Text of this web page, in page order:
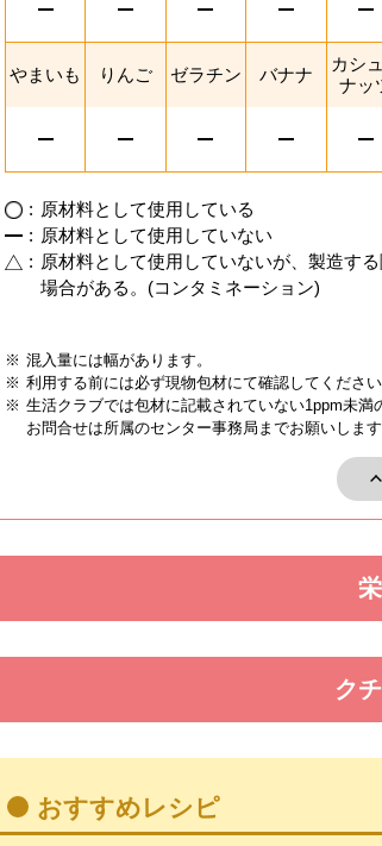
やまいも りんご ゼラチン バナナ
カシ
ナッ
: 原材料として使用している
: 原材料として使用していない
: 原材料として使用していないが、製造す
場合がある。(コンタミネーション)
※ 混入量には幅があります。
※ 利用する前には必ず現物包材にて確認してください
※ 生活クラブでは包材に記載されていない1ppm未満
お問合せは所属のセンター事務局までお願いします
ク
おすすめレシピ